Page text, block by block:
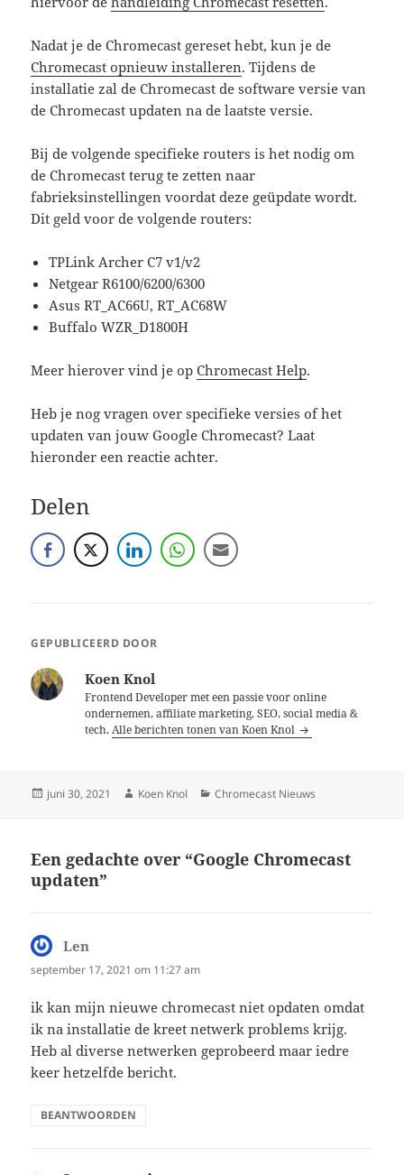
Nadat je de Chromecast gereset hebt, kun je de
Chromecast opnieuw installeren. Tijdens de
installatie zal de Chromecast de software versie van
de Chromecast updaten na de laatste versie.
Bij de volgende specifieke routers is het nodig om
de Chromecast terug te zetten naar
fabrieksinstellingen voordat deze geüpdate wordt.
Dit geld voor de volgende routers:
TPLink Archer C7 v1/v2
Netgear R6100/6200/6300
Asus RT_AC66U, RT_AC68W
Buffalo WZR_D1800H
Meer hierover vind je opChromecast Help.
Heb je nog vragen over specifieke versies of het
updaten van jouw Google Chromecast? Laat
hieronder een reactie achter.
Delen
GEPUBLICEERD DOOR
Koen Knol
Frontend Developer met een passie voor online
ondernemen, affiliate marketing, SEO, social media &
tech.Alle berichten tonen van Koen Knol
Geplaatst
juni 30, 2021 Auteur
Koen Knol Categorieën
Chromecast Nieuws
Een gedachte over “Google Chromecast
updaten”
Len
september 17, 2021 om 11:27 am
ik kan mijn nieuwe chromecast niet opdaten omdat
ik na installatie de kreet netwerk problems krijg.
Heb al diverse netwerken geprobeerd maar iedre
keer hetzelfde bericht.
BEANTWOORDEN